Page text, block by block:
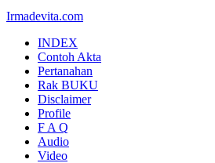
Irmadevita.com
INDEX
Contoh Akta
Pertanahan
Rak BUKU
Disclaimer
Profile
F A Q
Audio
Video